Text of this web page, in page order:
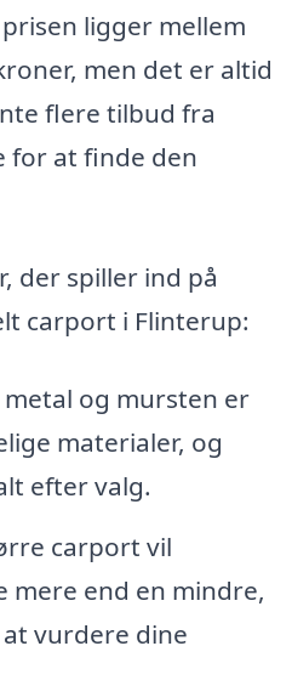
ligger mellem
men det er altid
flere tilbud fra
for at finde den
der spiller ind på
carport i Flinterup:
og mursten er
materialer, og
efter valg.
carport vil
mere end en mindre,
vurdere dine